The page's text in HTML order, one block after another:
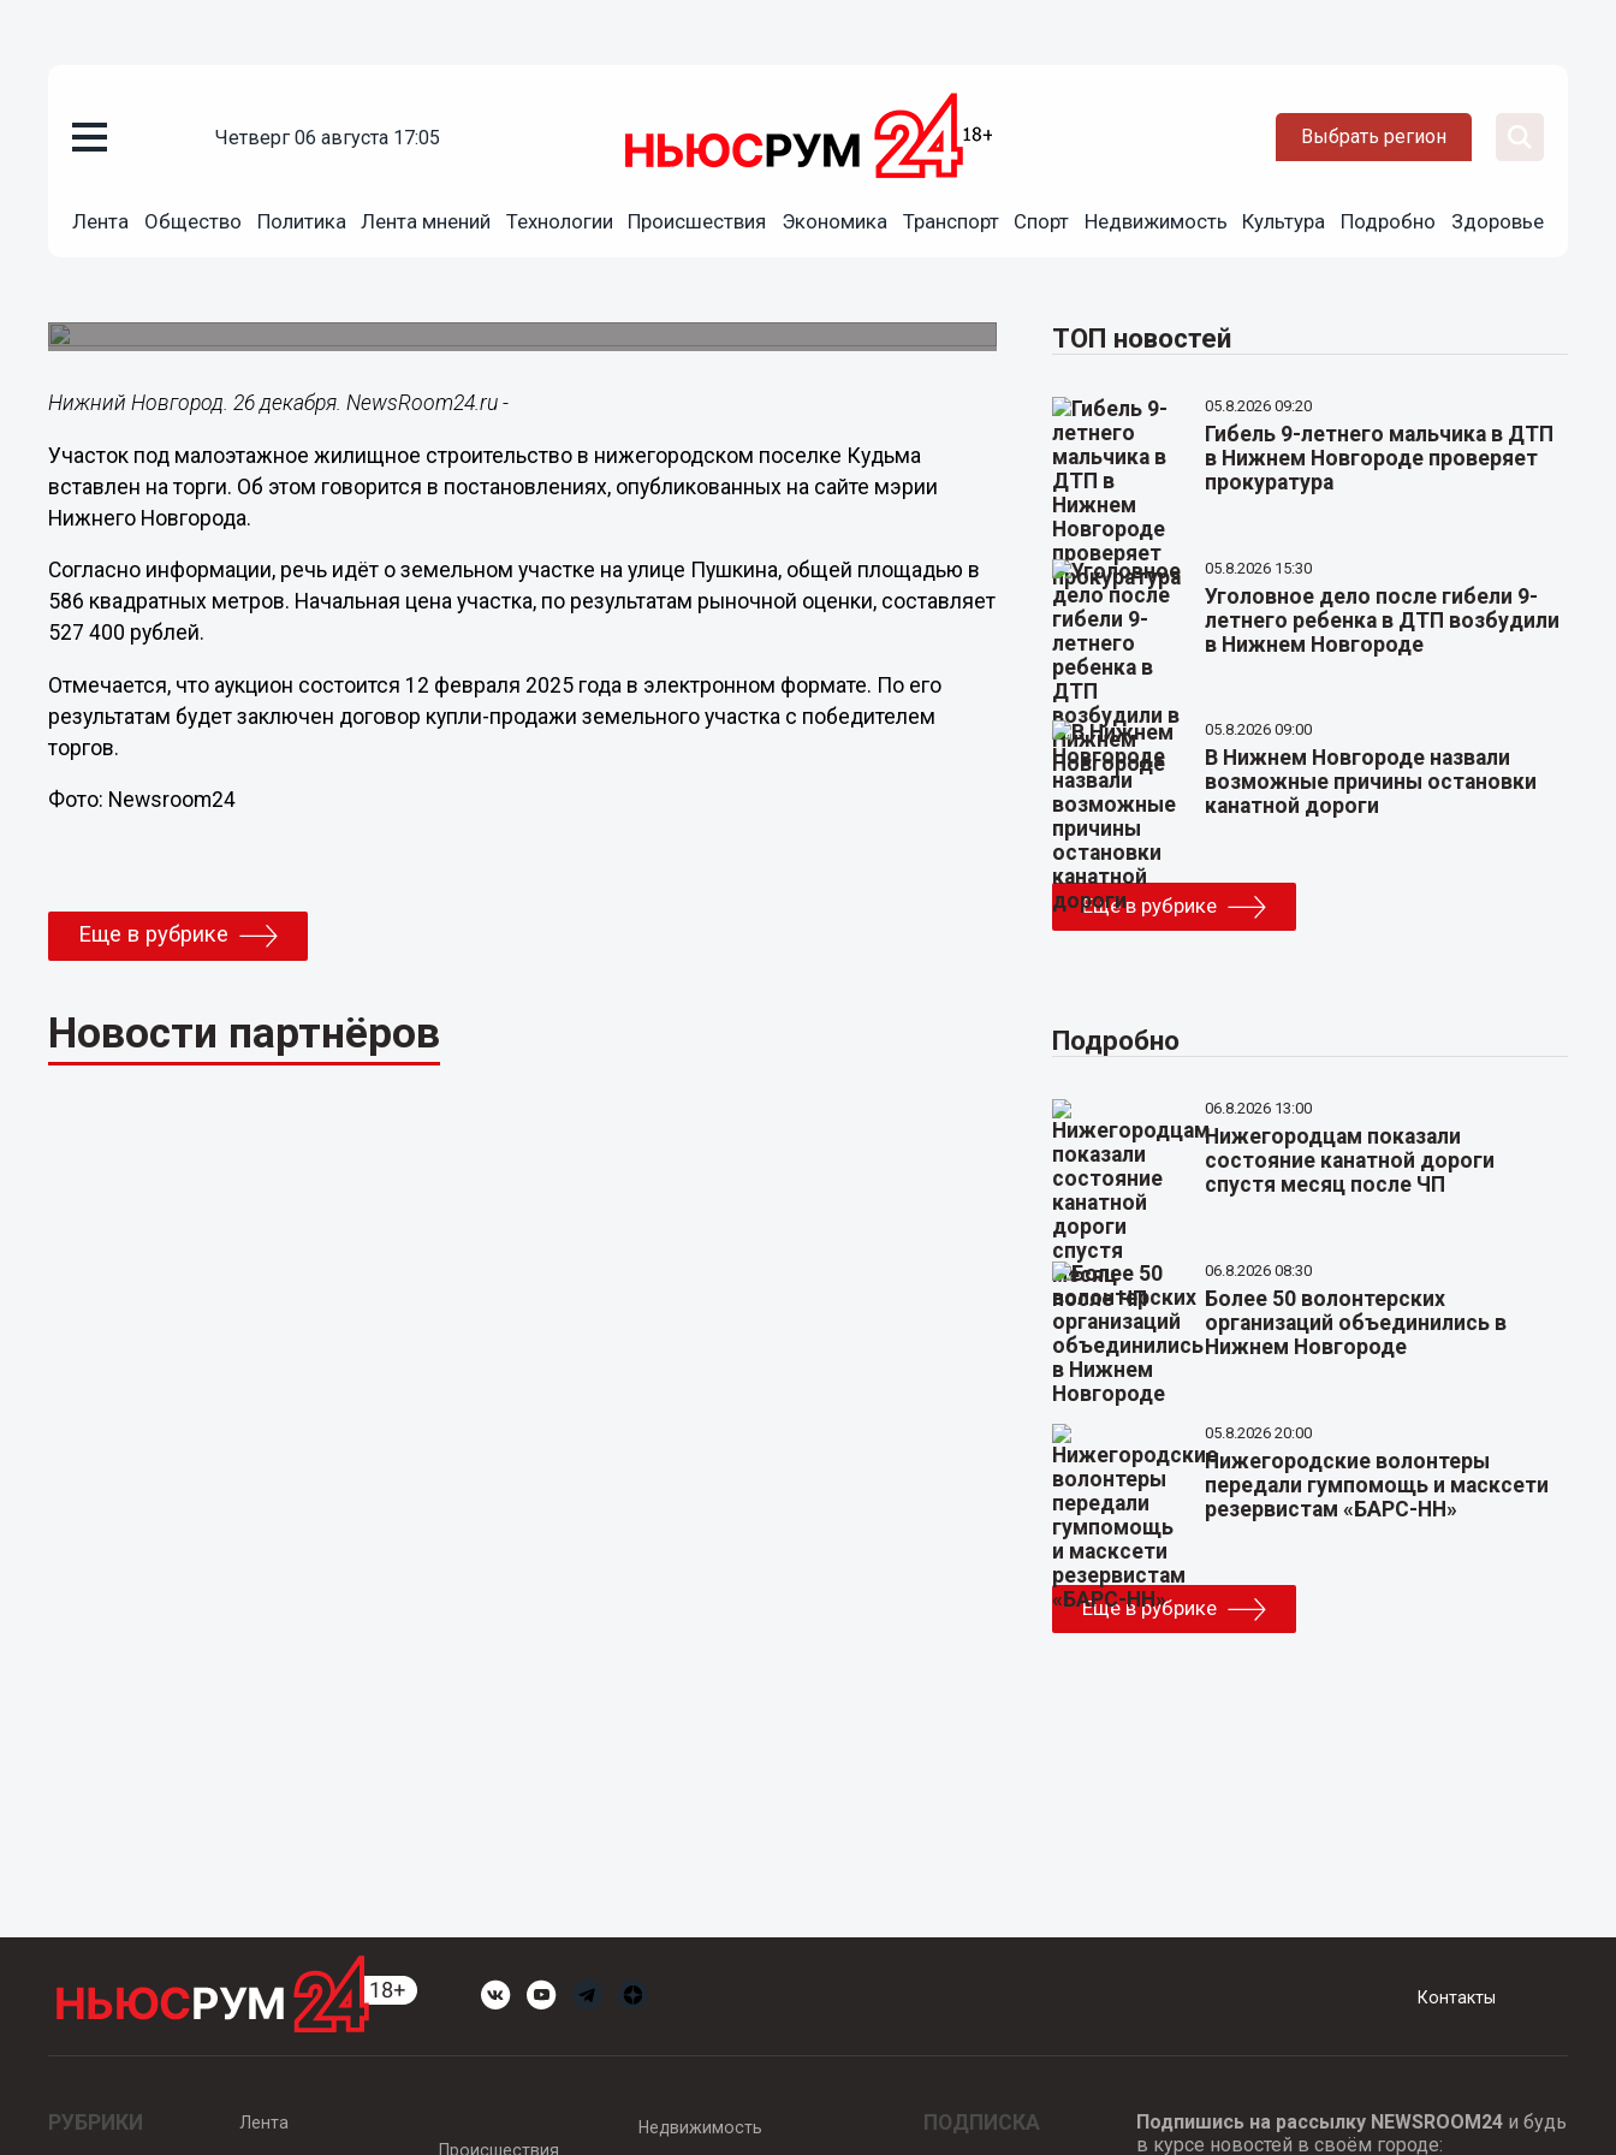
четверг 06 августа 17:05 Выбрать регион
Лента Общество Политика Лента мнений Технологии Происшествия Экономика Транспорт Спорт Недвижимость Культура Подробно Здоровье
Участок под ИЖС в нижегородской Кудьме выставили на
Нижний Новгород. 26 декабря. NewsRoom24.ru -
Участок под малоэтажное жилищное строительство в нижегородском поселке Кудьма
вставлен на торги. Об этом говорится в постановлениях, опубликованных на сайте мэрии
Нижнего Новгорода.
Согласно информации, речь идёт о земельном участке на улице Пушкина, общей площадью в
586 квадратных метров. Начальная цена участка, по результатам рыночной оценки, составляет
527 400 рублей.
Отмечается, что аукцион состоится 12 февраля 2025 года в электронном формате. По его
результатам будет заключен договор купли-продажи земельного участка с победителем
торгов.
Фото: Newsroom24
Еще в рубрике
Новости партнёров
ТОП новостей
05.8.2026 09:20
Гибель 9-летнего мальчика в ДТП
в Нижнем Новгороде проверяет
прокуратура
05.8.2026 15:30
Уголовное дело после гибели 9-
летнего ребенка в ДТП возбудили
в Нижнем Новгороде
05.8.2026 09:00
В Нижнем Новгороде назвали
возможные причины остановки
канатной дороги
Еще в рубрике
Подробно
06.8.2026 13:00
Нижегородцам показали
состояние канатной дороги
спустя месяц после ЧП
06.8.2026 08:30
Более 50 волонтерских
организаций объединились в
Нижнем Новгороде
05.8.2026 20:00
Нижегородские волонтеры
передали гумпомощь и масксети
резервистам «БАРС-НН»
Еще в рубрике
Контакты
РУБРИКИ
Лента
Происшествия
Недвижимость ПОДПИСКА Подпишись на рассылку NEWSROOM24и будь
в курсе новостей в своём городе: